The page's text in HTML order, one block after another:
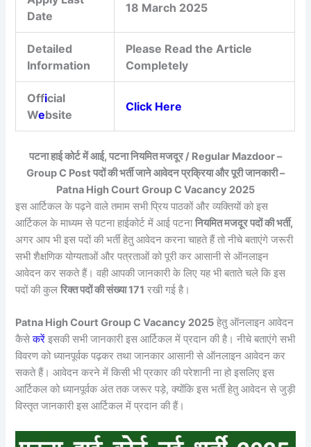
Date
18 March 2025
Detailed
Information
Please Read the Article
Completely
Official
Website
Click Here
पटना हाई कोर्ट में आई, पटना नियमित मजदूर / Regular Mazdoor –
Group C Post पदों की भर्ती जाने आवेदन प्रक्रिया और पूरी जानकारी –
Patna High Court Group C Vacancy 2025
इस आर्टिकल के पढ़ने वाले तमाम सभी प्रिय पाठकों और व्यक्तियों को इस
आर्टिकल के माध्यम से पटना हाईकोर्ट में आई पटनानियमित मजदूर पदों की भर्ती,
अगर आप भी इस पदों की भर्ती हेतु आवेदन करना चाहते हैं तो नीचे बताएंगे जरूरी
सभी शैक्षणिक योग्यताओं और पत्रताओं को पूरी कर आसानी से ऑनलाइन
आवेदन कर सकते हैं। वही आपकी जानकारी के लिए यह भी बताते चले कि इस
पदों की कुलरिक्त पदों की संख्या 171 रखी गई है।
Patna High Court Group C Vacancy 2025 हेतु ऑनलाइन आवेदन
कैसेकरें इसकी सभी जानकारी इस आर्टिकल में प्रदान की है। नीचे बताएंगे सभी
विवरण को ध्यानपूर्वक पढ़कर तथा जानकार आसानी से ऑनलाइन आवेदन कर
सकते हैं। आवेदन करने में किसी भी प्रकार की परेशानी ना हो इसलिए इस
आर्टिकल को ध्यानपूर्वक अंत तक जरूर पड़े, क्योंकि इस भर्ती हेतु आवेदन से जुड़ी
विस्तृत जानकारी इस आर्टिकल में प्रदान की हैं।